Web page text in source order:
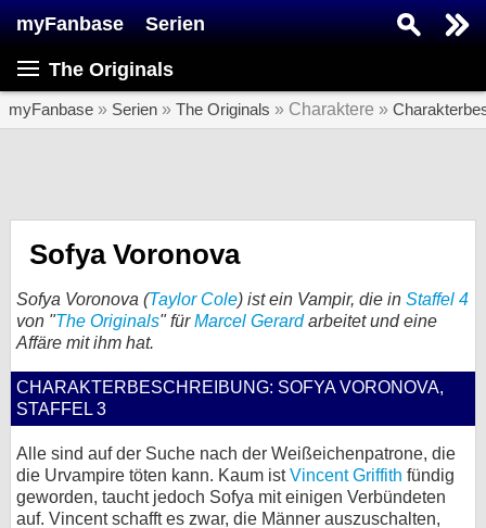
myFanbase Serien
The Originals
myFanbase » Serien » The Originals » Charaktere »
Sofya Voronova
Sofya Voronova (Taylor Cole) ist ein Vampir, die in Staffel 4
von "The Originals" fürMarcel Gerardarbeitet und eine
Affäre mit ihm hat.
CHARAKTERBESCHREIBUNG: SOFYA VORONOVA,
STAFFEL 3
Alle sind auf der Suche nach der Weißeichenpatrone, die
die Urvampire töten kann. Kaum istVincent Griffith fündig
geworden, taucht jedoch Sofya mit einigen Verbündeten
auf. Vincent schafft es zwar, die Männer auszuschalten,
SERIEN
KULTUR
SERVICE
Gewinnspiele
Forum
bei X